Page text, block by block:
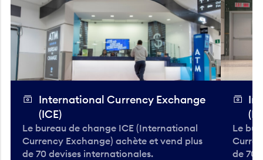
(ICE)
Le bureau de change ICE (International
Currency Exchange) achète et vend plus
de 70 devises internationales.
T3 — Avant-sécurité
Le
de 70
T3 —